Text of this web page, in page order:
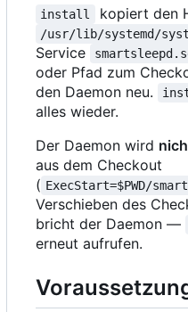
install kopiert den
/usr/lib/systemd/
Service
oder Pfad zum
den Daemon neu.
alles wieder.
Der Daemon wird
aus dem Checkout
( ExecStart=$PWD/
Verschieben des
bricht der Daemon —
erneut aufrufen.